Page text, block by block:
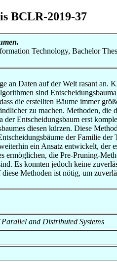
BCLR-2019-37
Technology, Bachelor
an Daten auf der Welt rasant an.
sind
die erstellten Bäume immer
zu machen. Methoden,
Entscheidungsbaum erst
diesen kürzen. Diese
der Familie
ein Ansatz entwickelt, der
die Pre-Pruning-
Es konnten jedoch keine
Methoden ist nötig, um
and Distributed Systems